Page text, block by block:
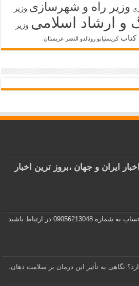
وزیر راه و شهرسازی وزیر
و ارشاد اسلامی وزیر
کتاب کریستیانو رونالدو النصر عربستان
ایران و جهان ،بروز ترین اخبار
در ارتباط باشید
نگاهی به تأثیر این درمان بر سلامت دهان،